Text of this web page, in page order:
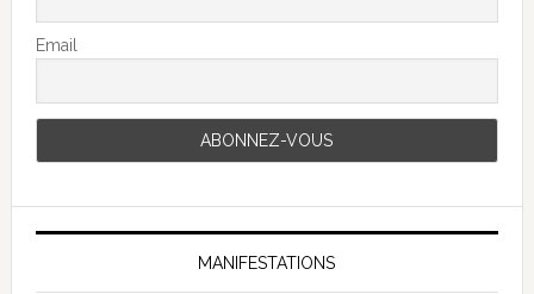
Email
MANIFESTATIONS